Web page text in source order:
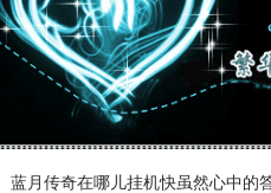
蓝月传奇在哪儿挂机快虽然心中的